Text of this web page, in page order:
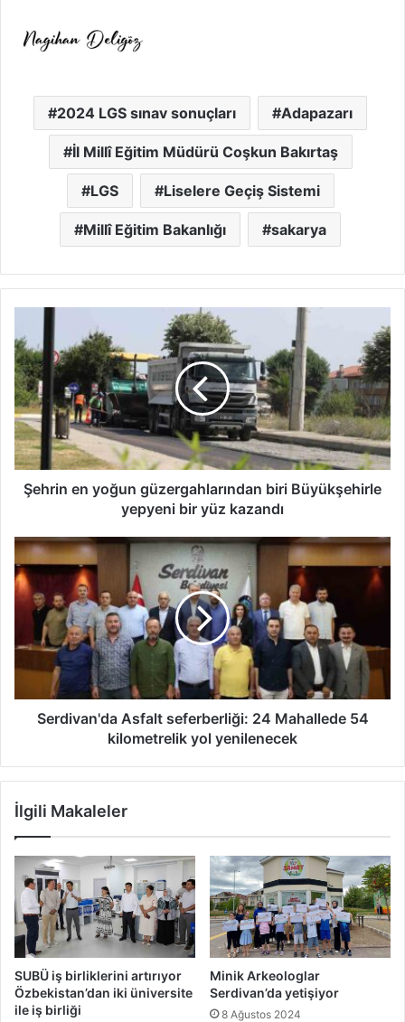
2024 LGS sınav sonuçları Adapazarı
İl Millî Eğitim Müdürü Coşkun Bakırtaş
LGS Liselere Geçiş Sistemi
Millî Eğitim Bakanlığı sakarya
en
yoğun
güzergahlarından
biri
Büyükşehirle
yepyeni
bir
yüz
kazandı
Şehrin en yoğun güzergahlarından biri Büyükşehirle
yepyeni bir yüz kazandı
Serdivan'da
Asfalt
seferberliği:
24
Mahallede
kilometrelik
yenilenecek
Serdivan'da Asfalt seferberliği: 24 Mahallede 54
kilometrelik yol yenilenecek
İlgili Makaleler
SUBÜ iş birliklerini artırıyor
Özbekistan’dan iki üniversite
ile iş birliği
Minik Arkeologlar
Serdivan’da yetişiyor
8 Ağustos 2024